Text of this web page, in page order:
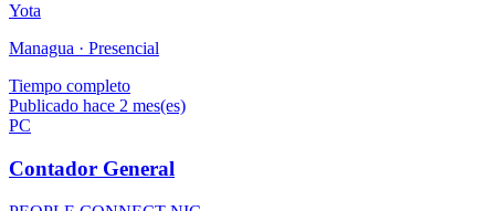
Yota
Managua · Presencial
Tiempo completo
Publicado hace 2 mes(es)
PC
Contador General